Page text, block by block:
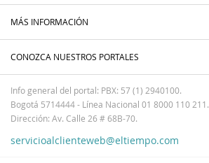
MÁS INFORMACIÓN
CONOZCA NUESTROS PORTALES
Info general del portal: PBX: 57 (1) 2940100.
Bogotá 5714444 - Línea Nacional 01 8000 110 211.
Dirección: Av. Calle 26 # 68B-70.
servicioalclienteweb@eltiempo.com